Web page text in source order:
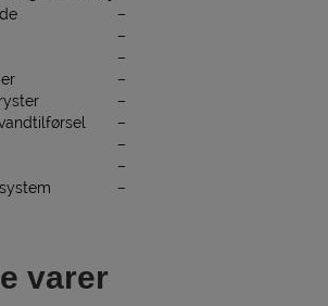
–
–
–
–
–
–
–
–
–
varer